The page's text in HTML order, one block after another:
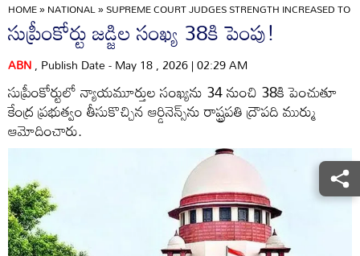
HOME»NATIONAL»SUPREME COURT JUDGES STRENGTH INCREASED
సుప్రీంకోర్టు జడ్జిల సంఖ్య 38కి పెంపు!
ABN, Publish Date - May 18 , 2026 | 02:29 AM
సుప్రీంకోర్టులో న్యాయమూర్తుల సంఖ్యను 34 నుంచి 38కి పెంచుతూ
కేంద్ర ప్రభుత్వం తీసుకొచ్చిన ఆర్డినెన్స్‌ను రాష్ట్రపతి ద్రౌపది ముర్ము
ఆమోదించారు.